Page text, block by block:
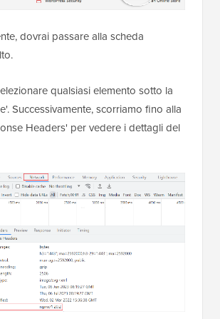
dovrai passare alla scheda
qualsiasi elemento sotto la
Successivamente, scorriamo fino alla
Headers' per vedere i dettagli del